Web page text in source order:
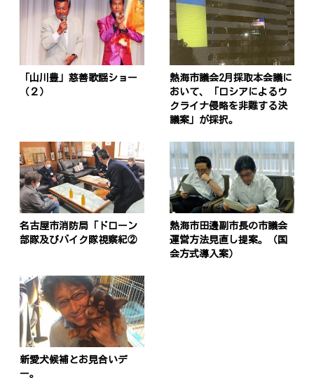
「山川豊」慈善歌謡ショー
（２）
熱海市議会2月採取本会議に
おいて、「ロシアによるウ
クライナ侵略を非難する決
議案」が採択。
名古屋市消防局「ドローン
部隊及びバイク隊視察紀②
熱海市田邊副市長の市議会
運営方法見直し提案。（国
会方式導入案）
新愛犬候補とお見合いデ
ー。